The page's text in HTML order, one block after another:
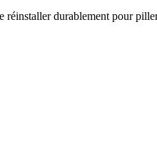
durablement pour